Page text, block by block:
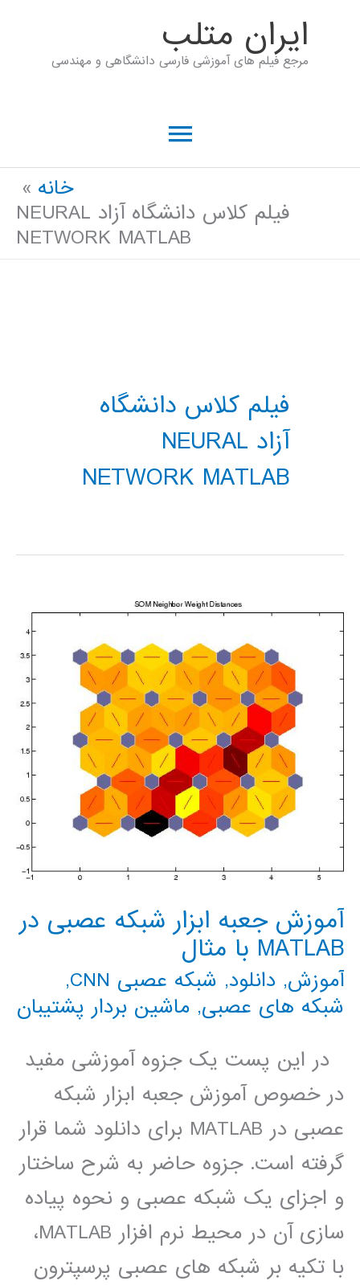
ايران متلب
مرجع فیلم های آموزشی فارسی دانشگاهی و مهندسی
فهرست
خانه
فیلم کلاس دانشگاه آزاد NEURAL
NETWORK MATLAB
فیلم کلاس دانشگاه
آزاد NEURAL
NETWORK MATLAB
آموزش جعبه ابزار شبکه عصبی در
MATLAB با مثال
آموزش, دانلود, شبکه عصبی CNN
,
شبکه های عصبی, ماشین بردار پشتیبان
در این پست یک جزوه آموزشی مفید
در خصوص آموزش جعبه ابزار شبکه
عصبی در MATLAB برای دانلود شما قرار
گرفته است. جزوه حاضر به شرح ساختار
و اجزای یک شبکه عصبی و نحوه پیاده
سازی آن در محیط نرم افزار MATLAB،
با تکیه بر شبکه های عصبی پرسپترون